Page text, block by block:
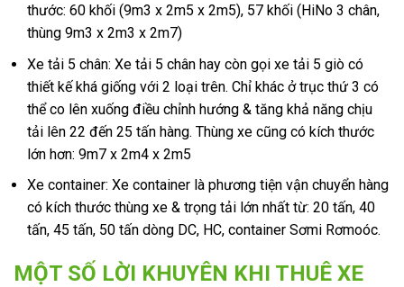
thước: 60 khối (9m3 x 2m5 x 2m5), 57 khối (HiNo 3 chân,
thùng 9m3 x 2m3 x 2m7)
Xe tải 5 chân: Xe tải 5 chân hay còn gọi xe tải 5 giò có
thiết kế khá giống với 2 loại trên. Chỉ khác ở trục thứ 3 có
thể co lên xuống điều chỉnh hướng & tăng khả năng chịu
tải lên 22 đến 25 tấn hàng. Thùng xe cũng có kích thước
lớn hơn: 9m7 x 2m4 x 2m5
Xe container: Xe container là phương tiện vận chuyển hàng
có kích thước thùng xe & trọng tải lớn nhất từ: 20 tấn, 40
tấn, 45 tấn, 50 tấn dòng DC, HC, container Sơmi Rơmoóc.
MỘT SỐ LỜI KHUYÊN KHI THUÊ XE